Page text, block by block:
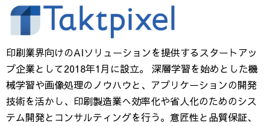
印刷業界向けのAIソリューションを提供するスタートアッ
プ企業として2018年1月に設立。 深層学習を始めとした機
械学習や画像処理のノウハウと、アプリケーションの開発
技術を活かし、印刷製造業へ効率化や省人化のためのシス
テム開発とコンサルティングを行う。意匠性と品質保証、